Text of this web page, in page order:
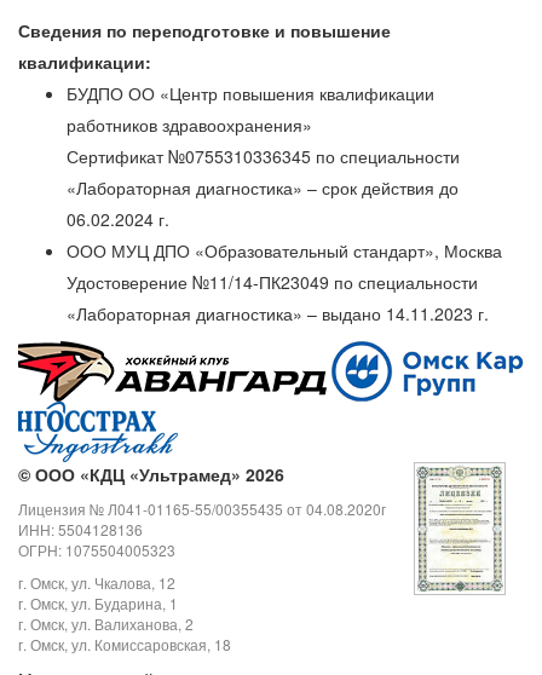
Сведения по переподготовке и повышение
квалификации:
БУДПО ОО «Центр повышения квалификации
работников здравоохранения»
Сертификат №0755310336345 по специальности
«Лабораторная диагностика» – срок действия до
06.02.2024 г.
ООО МУЦ ДПО «Образовательный стандарт», Москва
Удостоверение №11/14-ПК23049 по специальности
«Лабораторная диагностика» – выдано 14.11.2023 г.
© ООО «КДЦ «Ультрамед» 2026
Лицензия № Л041-01165-55/00355435 от 04.08.2020г
ИНН: 5504128136
ОГРН: 1075504005323
г. Омск, ул. Чкалова, 12
г. Омск, ул. Бударина, 1
г. Омск, ул. Валиханова, 2
г. Омск, ул. Комиссаровская, 18